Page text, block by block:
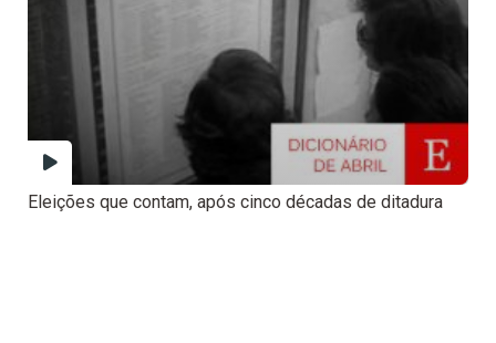
Eleições que contam, após cinco décadas de ditadura